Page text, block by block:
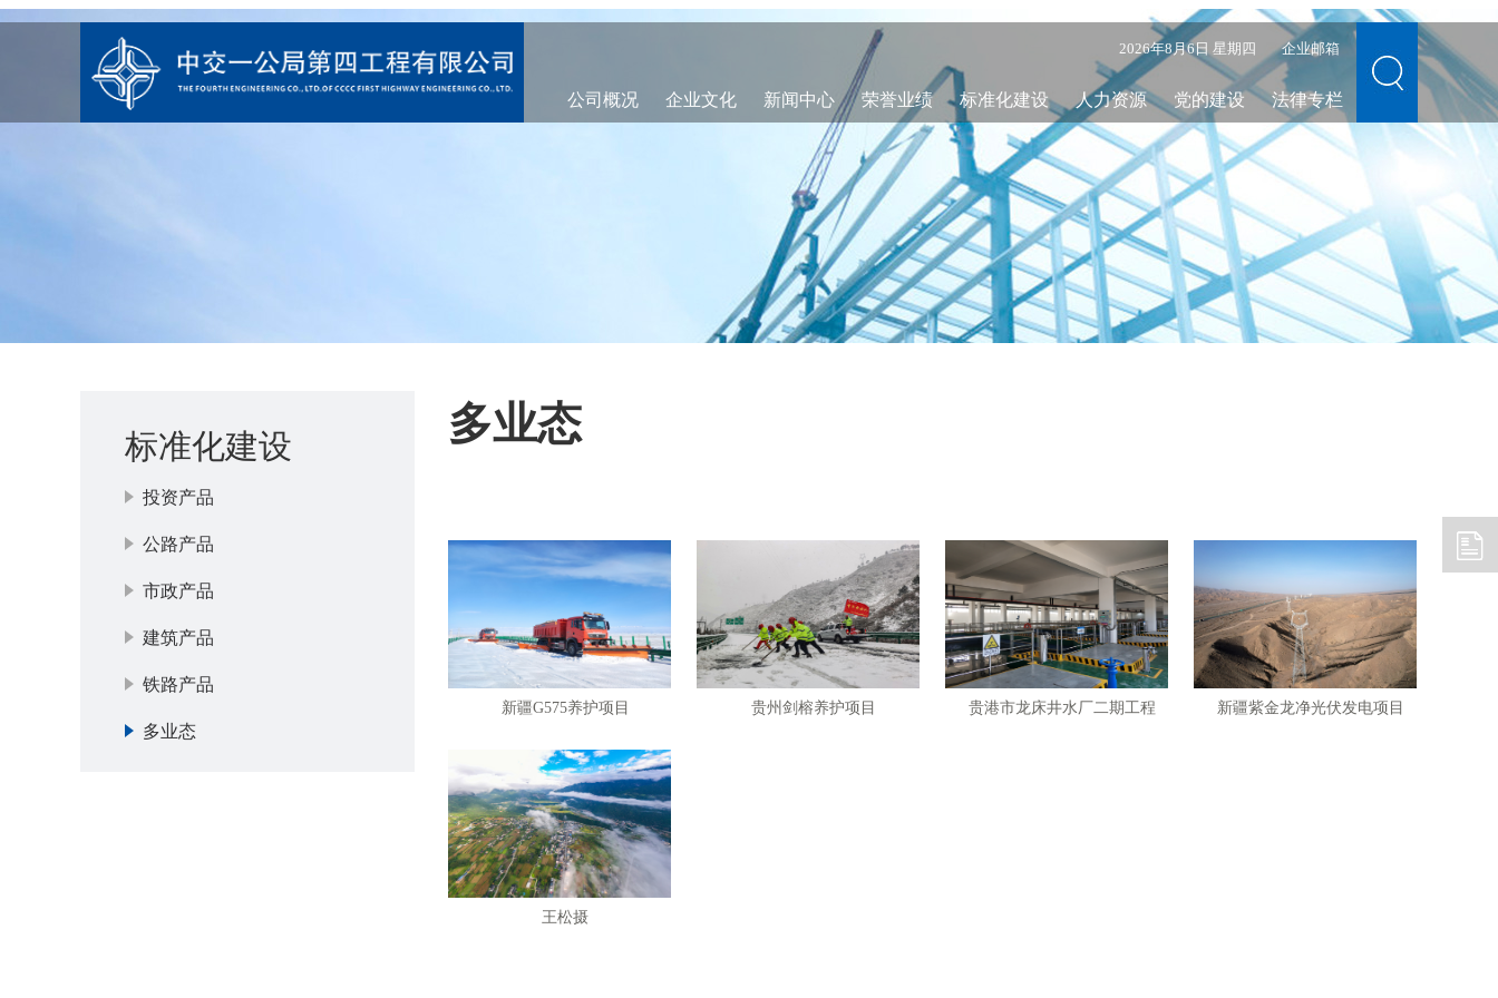
2026年8月6日 星期四 企业邮箱
公司概况 企业文化 新闻中心 荣誉业绩 标准化建设 人力资源 党的建设 法律专栏
标准化建设
投资产品
公路产品
市政产品
建筑产品
铁路产品
多业态
多业态
新疆G575养护项目 贵州剑榕养护项目 贵港市龙床井水厂二期工程 新疆紫金龙净光伏发电项目
王松摄